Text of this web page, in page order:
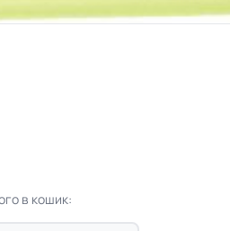
в кошик: